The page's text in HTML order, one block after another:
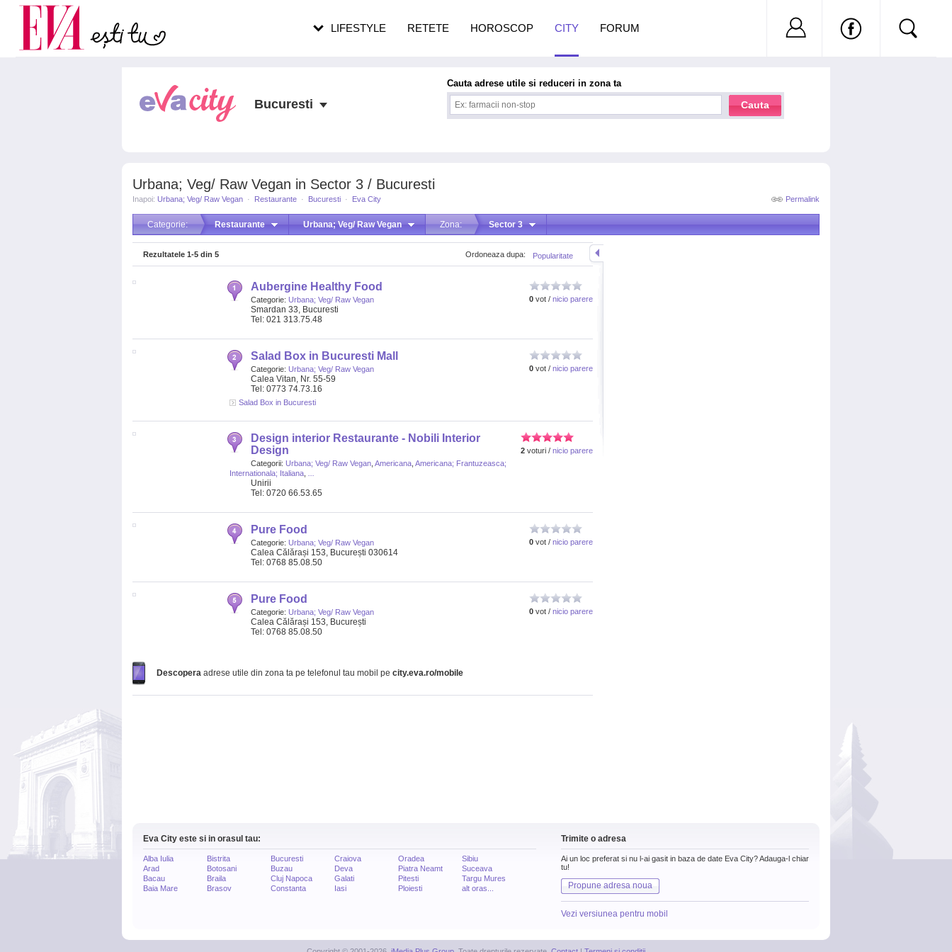
Urbana; Veg/ Raw Vegan in Sector 3 / Bucuresti
Permalink
Inapoi: Urbana; Veg/ Raw Vegan · Restaurante · Bucuresti · Eva City
Categorie: Restaurante Urbana; Veg/ Raw Vegan Zona: Sector 3
Popularitate
Ordoneaza dupa:
Rezultatele 1-5 din 5
0 vot / nicio parere
Aubergine Healthy Food
Categorie: Urbana; Veg/ Raw Vegan
Smardan 33, Bucuresti
Tel: 021 313.75.48
0 vot / nicio parere
Salad Box in Bucuresti Mall
Categorie: Urbana; Veg/ Raw Vegan
Calea Vitan, Nr. 55-59
Tel: 0773 74.73.16
Salad Box in Bucuresti
2 voturi / nicio parere
Design interior Restaurante - Nobili Interior
Design
Categorii: Urbana; Veg/ Raw Vegan Americana Americana; Frantuzeasca;
Internationala; Italiana
Unirii
Tel: 0720 66.53.65
0 vot / nicio parere
Pure Food
Categorie: Urbana; Veg/ Raw Vegan
Calea Călărași 153, București 030614
Tel: 0768 85.08.50
0 vot / nicio parere
Pure Food
Categorie: Urbana; Veg/ Raw Vegan
Calea Călărași 153, București
Tel: 0768 85.08.50
Descopera adrese utile din zona ta pe telefonul tau mobil pe city.eva.ro/mobile
Eva City este si in orasul tau:
Alba Iulia
Arad
Bacau
Baia Mare
Bistrita
Botosani
Braila
Brasov
Bucuresti
Buzau
Cluj Napoca
Constanta
Craiova
Deva
Galati
Iasi
Oradea
Piatra Neamt
Pitesti
Ploiesti
Sibiu
Suceava
Targu Mures
alt oras...
Trimite o adresa
Ai un loc preferat si nu l-ai gasit in baza de date Eva City? Adauga-l chiar
tu!
Propune adresa noua
Vezi versiunea pentru mobil
Bucuresti
Cauta adrese utile si reduceri in zona ta
Cauta
LIFESTYLE RETETE HOROSCOP CITY FORUM Nu ai cont?
Carieră
Actualitate